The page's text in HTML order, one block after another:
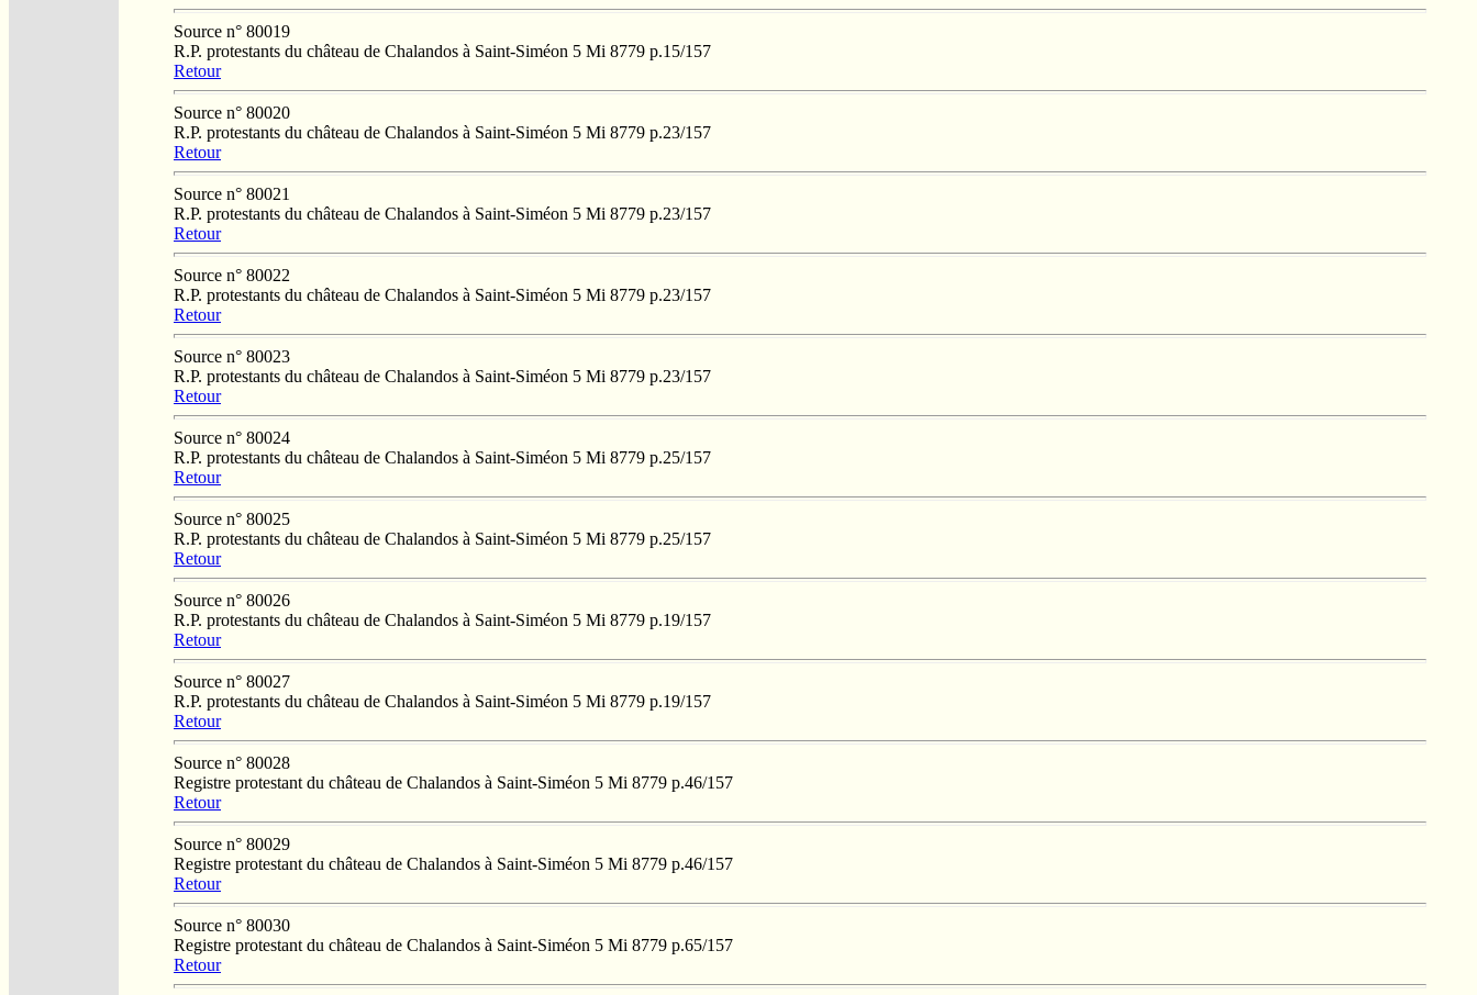
Source n° 80019
R.P. protestants du château de Chalandos à Saint-Siméon 5 Mi 8779 p.15/157
Retour
Source n° 80020
R.P. protestants du château de Chalandos à Saint-Siméon 5 Mi 8779 p.23/157
Retour
Source n° 80021
R.P. protestants du château de Chalandos à Saint-Siméon 5 Mi 8779 p.23/157
Retour
Source n° 80022
R.P. protestants du château de Chalandos à Saint-Siméon 5 Mi 8779 p.23/157
Retour
Source n° 80023
R.P. protestants du château de Chalandos à Saint-Siméon 5 Mi 8779 p.23/157
Retour
Source n° 80024
R.P. protestants du château de Chalandos à Saint-Siméon 5 Mi 8779 p.25/157
Retour
Source n° 80025
R.P. protestants du château de Chalandos à Saint-Siméon 5 Mi 8779 p.25/157
Retour
Source n° 80026
R.P. protestants du château de Chalandos à Saint-Siméon 5 Mi 8779 p.19/157
Retour
Source n° 80027
R.P. protestants du château de Chalandos à Saint-Siméon 5 Mi 8779 p.19/157
Retour
Source n° 80028
Registre protestant du château de Chalandos à Saint-Siméon 5 Mi 8779 p.46/157
Retour
Source n° 80029
Registre protestant du château de Chalandos à Saint-Siméon 5 Mi 8779 p.46/157
Retour
Source n° 80030
Registre protestant du château de Chalandos à Saint-Siméon 5 Mi 8779 p.65/157
Retour